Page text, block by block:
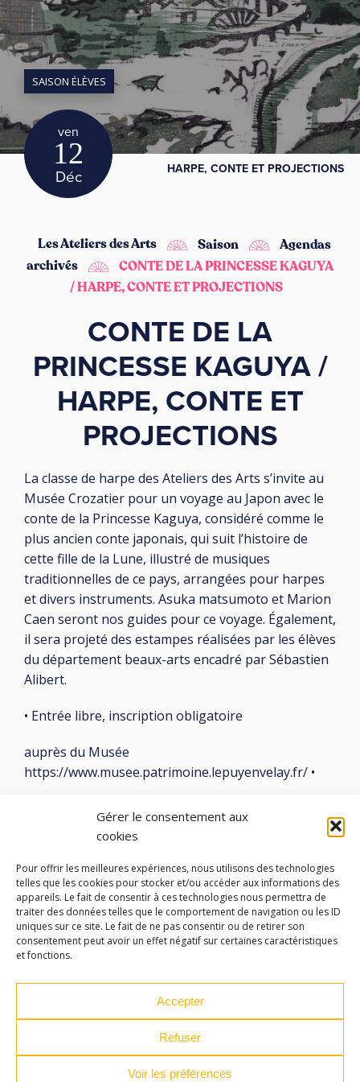
Gérer le consentement aux
cookies
Pour offrir les meilleures expériences, nous utilisons des technologies
telles que les cookies pour stocker et/ou accéder aux informations des
appareils. Le fait de consentir à ces technologies nous permettra de
traiter des données telles que le comportement de navigation ou les ID
uniques sur ce site. Le fait de ne pas consentir ou de retirer son
consentement peut avoir un effet négatif sur certaines caractéristiques
et fonctions.
Accepter
Refuser
Voir les préférences
ven
12
Déc
SAISON ÉLÈVES
HARPE, CONTE ET PROJECTIONS
Les Ateliers des Arts Saison
Agendas
archivés
CONTE DE LA PRINCESSE KAGUYA
/ HARPE, CONTE ET PROJECTIONS
CONTE DE LA
PRINCESSE KAGUYA /
HARPE, CONTE ET
PROJECTIONS
La classe de harpe des Ateliers des Arts s’invite au
Musée Crozatier pour un voyage au Japon avec le
conte de la Princesse Kaguya, considéré comme le
plus ancien conte japonais, qui suit l’histoire de
cette fille de la Lune, illustré de musiques
traditionnelles de ce pays, arrangées pour harpes
et divers instruments. Asuka matsumoto et Marion
Caen seront nos guides pour ce voyage. Également,
il sera projeté des estampes réalisées par les élèves
du département beaux-arts encadré par Sébastien
Alibert.
• Entrée libre, inscription obligatoire
auprès du Musée
https://www.musee.patrimoine.lepuyenvelay.fr/ •
LES ATELIERS DES ARTS
32 Rue 86E Régiment d'Infanterie
43000 Le Puy-en-Velay
ateliersdesarts@lepuyenvelay.fr
FacebookInstagram
YoutubeSoundcloud